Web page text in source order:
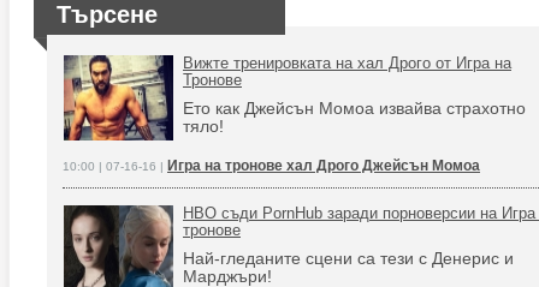
Търсене
Вижте тренировката на хал Дрого от Игра на
Тронове
Ето как Джейсън Момоа извайва страхотно
тяло!
10:00 | 07-16-16 | Игра на тронове хал Дрого Джейсън Момоа
HBO съди PornHub заради порноверсии на Игра
тронове
Най-гледаните сцени са тези с Денерис и
Марджъри!